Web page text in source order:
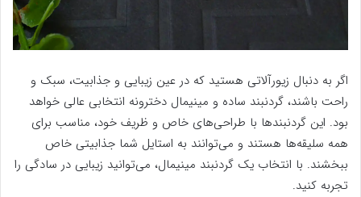
اگر به دنبال زیورآلاتی هستید که در عین زیبایی و جذابیت، سبک و
راحت باشند، گردنبند ساده و مینیمال دخترونه انتخابی عالی خواهد
بود. این گردنبندها با طراحی‌های خاص و ظریف خود، مناسب برای
همه سلیقه‌ها هستند و می‌توانند به استایل شما جذابیتی خاص
ببخشند. با انتخاب یک گردنبند مینیمال، می‌توانید زیبایی در سادگی را
تجربه کنید.